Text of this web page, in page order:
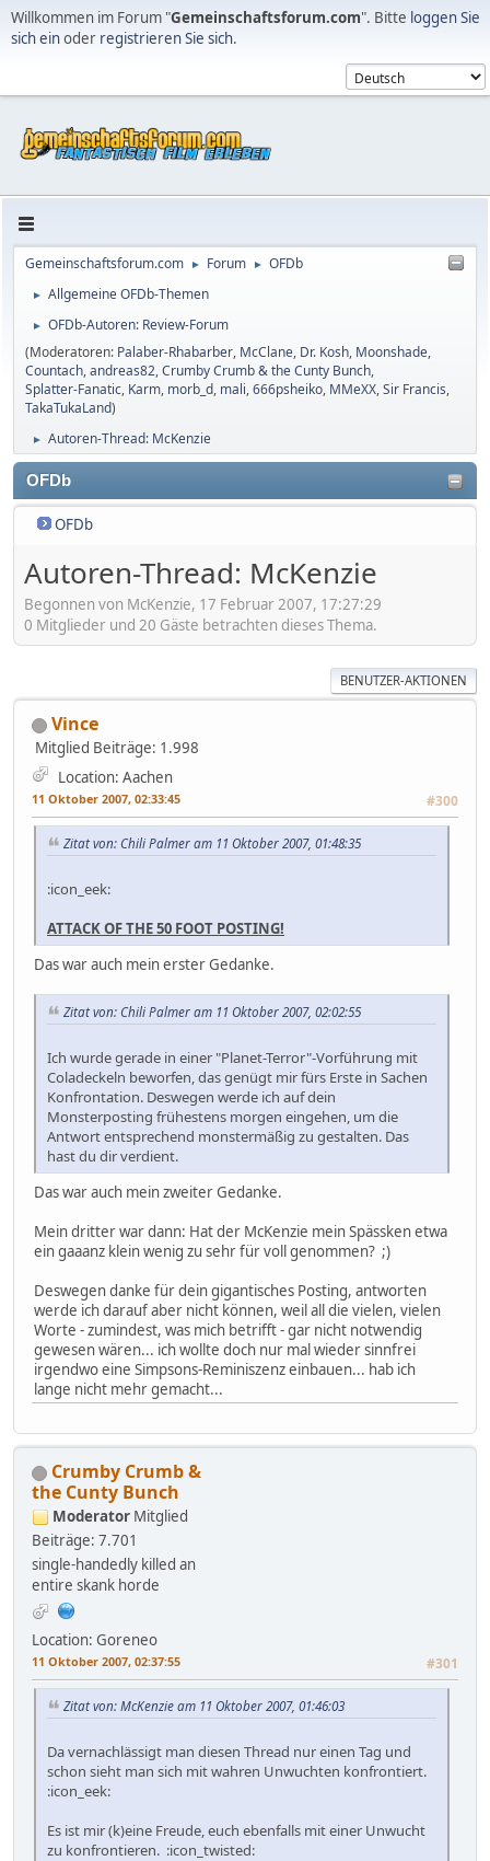
Willkommen im Forum "Gemeinschaftsforum.com". Bitte loggen Sie
sich einoder registrieren Sie sich.
Gemeinschaftsforum.com ► Forum ► OFDb
► Allgemeine OFDb-Themen
►
OFDb-Autoren: Review-Forum
(Moderatoren: Palaber-Rhabarber, McClane, Dr. Kosh, Moonshade,
Countach,andreas82,Crumby Crumb & the Cunty Bunch,
Splatter-Fanatic, Karm, morb_d, mali,666psheiko, MMeXX,Sir Francis,
TakaTukaLand)
► Autoren-Thread: McKenzie
OFDb
OFDb
Autoren-Thread: McKenzie
Begonnen von McKenzie, 17 Februar 2007, 17:27:29
0 Mitglieder und 20 Gäste betrachten dieses Thema.
BENUTZER-AKTIONEN
Vince
Mitglied Beiträge: 1.998
Location: Aachen
11 Oktober 2007, 02:33:45 #300
Zitat von: Chili Palmer am 11 Oktober 2007, 01:48:35
:icon_eek:
ATTACK OF THE 50 FOOT POSTING!
Das war auch mein erster Gedanke.
Zitat von: Chili Palmer am 11 Oktober 2007, 02:02:55
Ich wurde gerade in einer "Planet-Terror"-Vorführung mit
Coladeckeln beworfen, das genügt mir fürs Erste in Sachen
Konfrontation. Deswegen werde ich auf dein
Monsterposting frühestens morgen eingehen, um die
Antwort entsprechend monstermäßig zu gestalten. Das
hast du dir verdient.
Das war auch mein zweiter Gedanke.
Mein dritter war dann: Hat der McKenzie mein Spässken etwa
ein gaaanz klein wenig zu sehr für voll genommen? ;)
Deswegen danke für dein gigantisches Posting, antworten
werde ich darauf aber nicht können, weil all die vielen, vielen
Worte - zumindest, was mich betrifft - gar nicht notwendig
gewesen wären... ich wollte doch nur mal wieder sinnfrei
irgendwo eine Simpsons-Reminiszenz einbauen... hab ich
lange nicht mehr gemacht...
Crumby Crumb &
the Cunty Bunch
Moderator Mitglied
Beiträge: 7.701
single-handedly killed an
entire skank horde
Location: Goreneo
11 Oktober 2007, 02:37:55 #301
Zitat von: McKenzie am 11 Oktober 2007, 01:46:03
Da vernachlässigt man diesen Thread nur einen Tag und
schon sieht man sich mit wahren Unwuchten konfrontiert.
:icon_eek:
Es ist mir (k)eine Freude, euch ebenfalls mit einer Unwucht
zu konfrontieren. :icon_twisted: